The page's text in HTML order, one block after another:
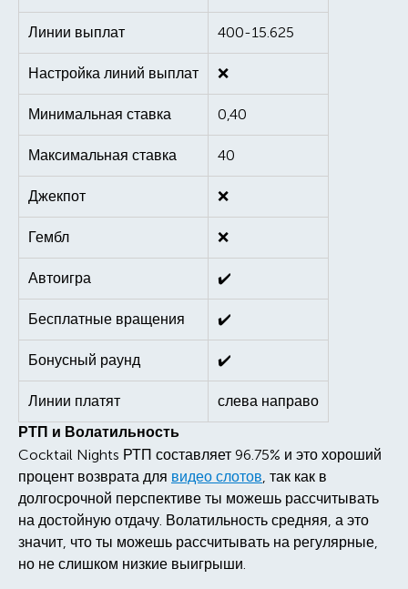
Линии выплат 400-15.625
Настройка линий выплат ❌
Минимальная ставка 0,40
Максимальная ставка 40
Джекпот ❌
Гембл ❌
Автоигра ✔️
Бесплатные вращения ✔️
Бонусный раунд ✔️
Линии платят слева направо
РТП и Волатильность
Cocktail Nights РТП составляет 96.75% и это хороший
процент возврата для видео слотов , так как в
долгосрочной перспективе ты можешь рассчитывать
на достойную отдачу. Волатильность средняя, а это
значит, что ты можешь рассчитывать на регулярные,
но не слишком низкие выигрыши.